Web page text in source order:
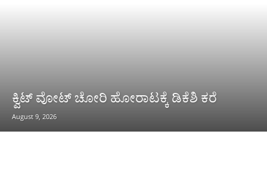
ಕ್ವಿಟ್ ವೋಟ್ ಚೋರಿ ಹೋರಾಟಕ್ಕೆ ಡಿಕೆಶಿ ಕರೆ
August 9, 2026